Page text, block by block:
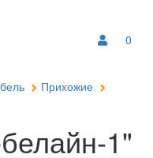
0
Прихожие
1"